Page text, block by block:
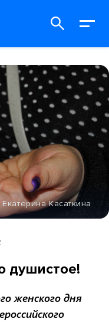
Касаткина
душистое!
женского дня